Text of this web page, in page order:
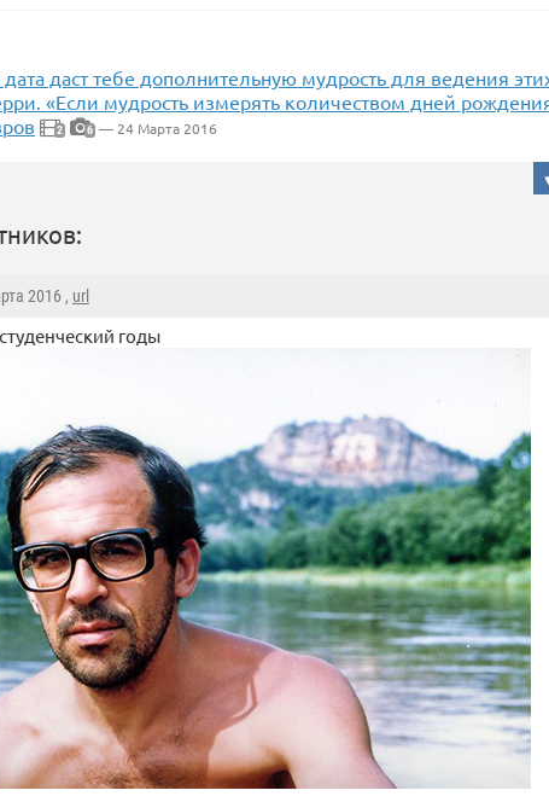
дата даст тебе дополнительную мудрость для ведения
«Если мудрость измерять количеством дней
2 6 — 24 Марта 2016
2016 , url
годы